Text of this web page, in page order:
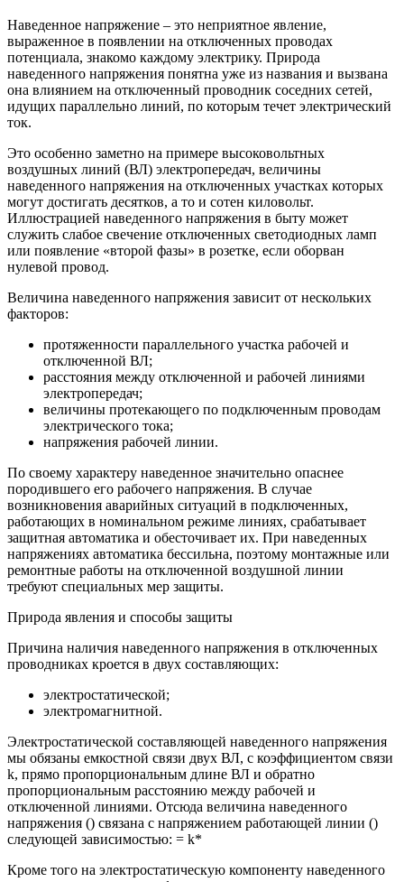
Наведенное напряжение – это неприятное явление,
выраженное в появлении на отключенных проводах
потенциала, знакомо каждому электрику. Природа
наведенного напряжения понятна уже из названия и вызвана
она влиянием на отключенный проводник соседних сетей,
идущих параллельно линий, по которым течет электрический
ток.
Это особенно заметно на примере высоковольтных
воздушных линий (ВЛ) электропередач, величины
наведенного напряжения на отключенных участках которых
могут достигать десятков, а то и сотен киловольт.
Иллюстрацией наведенного напряжения в быту может
служить слабое свечение отключенных светодиодных ламп
или появление «второй фазы» в розетке, если оборван
нулевой провод.
Величина наведенного напряжения зависит от нескольких
факторов:
протяженности параллельного участка рабочей и
отключенной ВЛ;
расстояния между отключенной и рабочей линиями
электропередач;
величины протекающего по подключенным проводам
электрического тока;
напряжения рабочей линии.
По своему характеру наведенное значительно опаснее
породившего его рабочего напряжения. В случае
возникновения аварийных ситуаций в подключенных,
работающих в номинальном режиме линиях, срабатывает
защитная автоматика и обесточивает их. При наведенных
напряжениях автоматика бессильна, поэтому монтажные или
ремонтные работы на отключенной воздушной линии
требуют специальных мер защиты.
Природа явления и способы защиты
Причина наличия наведенного напряжения в отключенных
проводниках кроется в двух составляющих:
электростатической;
электромагнитной.
Электростатической составляющей наведенного напряжения
мы обязаны емкостной связи двух ВЛ, с коэффициентом связи
k, прямо пропорциональным длине ВЛ и обратно
пропорциональным расстоянию между рабочей и
отключенной линиями. Отсюда величина наведенного
напряжения () связана с напряжением работающей линии ()
следующей зависимостью: = k*
Кроме того на электростатическую компоненту наведенного